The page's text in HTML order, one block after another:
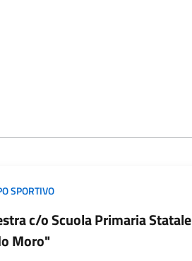
SPORTIVO
c/o Scuola Primaria Statale
Moro"